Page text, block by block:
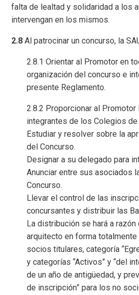
falta de lealtad y solidaridad a los
intervengan en los mismos.
2.8 Al patrocinar un concurso, la
2.8.1 Orientar al Promotor en
organización del concurso e
presente Reglamento.
2.8.2 Proporcionar al
integrantes de los Colegios
Estudiar y resolver sobre la
del Concurso.
Designar a su delegado para
Anunciar entre sus asociados
Concurso.
Llevar el control de las
concursantes y distribuir las
La distribución se hará a razón
arquitecto en forma totalmente
socios titulares, categoría
y categorías “Activos” y “del
de un año de antigüedad, y
de inscripción” para los no